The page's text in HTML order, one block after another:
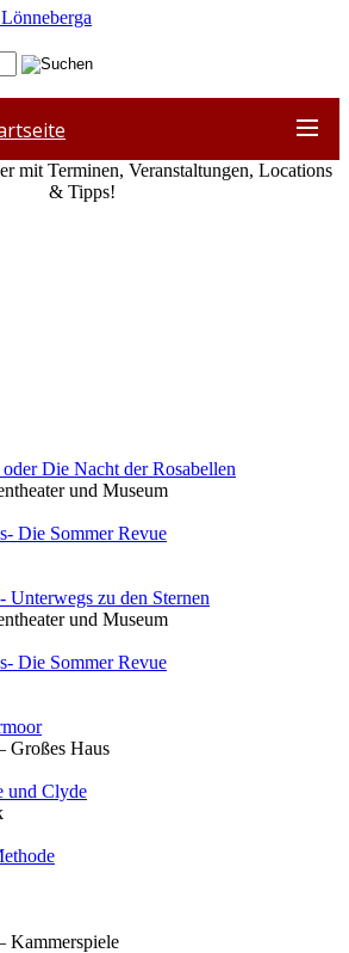
mit Terminen, Veranstaltungen, Locations
& Tipps!
Die Nacht der Rosabellen
und Museum
Die Sommer Revue
Unterwegs zu den Sternen
und Museum
Die Sommer Revue
Großes Haus
und Clyde
Kammerspiele